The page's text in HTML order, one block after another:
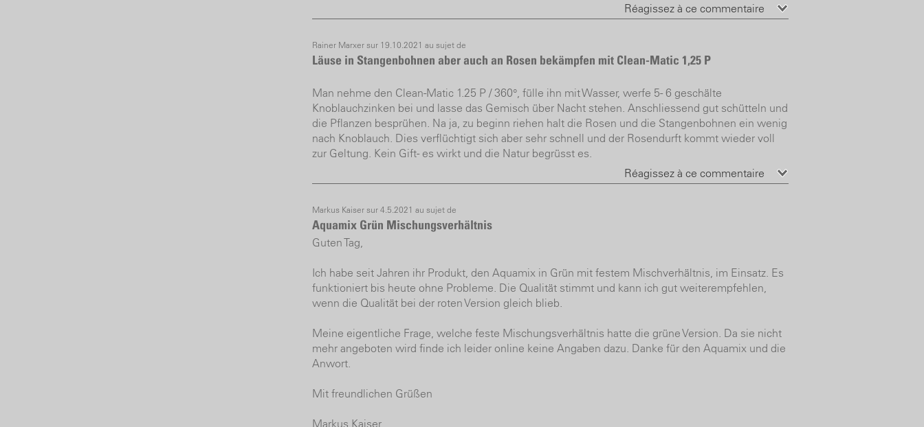
Réagissez à ce commentaire
Rainer Marxer sur 19.10.2021 au sujet de
Läuse in Stangenbohnen aber auch an Rosen bekämpfen mit Clean-Matic 1,25 P
Man nehme den Clean-Matic 1.25 P / 360°, fülle ihn mit Wasser, werfe 5 - 6 geschälte
Knoblauchzinken bei und lasse das Gemisch über Nacht stehen. Anschliessend gut schütteln und
die Pflanzen besprühen. Na ja, zu beginn riehen halt die Rosen und die Stangenbohnen ein wenig
nach Knoblauch. Dies verflüchtigt sich aber sehr schnell und der Rosendurft kommt wieder voll
zur Geltung. Kein Gift - es wirkt und die Natur begrüsst es.
Réagissez à ce commentaire
Markus Kaiser sur 4.5.2021 au sujet de
Aquamix Grün Mischungsverhältnis
Guten Tag,
Ich habe seit Jahren ihr Produkt, den Aquamix in Grün mit festem Mischverhältnis, im Einsatz. Es
funktioniert bis heute ohne Probleme. Die Qualität stimmt und kann ich gut weiterempfehlen,
wenn die Qualität bei der roten Version gleich blieb.
Meine eigentliche Frage, welche feste Mischungsverhältnis hatte die grüne Version. Da sie nicht
mehr angeboten wird finde ich leider online keine Angaben dazu. Danke für den Aquamix und die
Anwort.
Mit freundlichen Grüßen
Markus Kaiser